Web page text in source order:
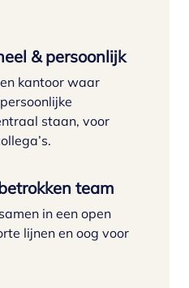
& persoonlijk
kantoor waar
staan, voor
team
in een open
lijnen en oog voor